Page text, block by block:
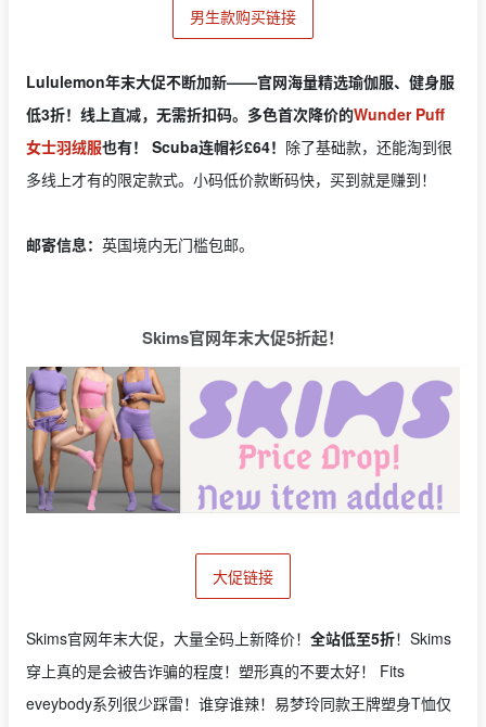
男生款购买链接
Lululemon年末大促不断加新——官网海量精选瑜伽服、健身服
低3折！线上直减，无需折扣码。多色首次降价的Wunder Puff
女士羽绒服也有！ Scuba连帽衫£64！ 除了基础款，还能淘到很
多线上才有的限定款式。小码低价款断码快，买到就是赚到！
邮寄信息： 英国境内无门槛包邮。
Skims官网年末大促5折起！
大促链接
Skims官网年末大促，大量全码上新降价！ 全站低至5折！Skims
穿上真的是会被告诈骗的程度！塑形真的不要太好！ Fits
eveybody系列很少踩雷！谁穿谁辣！易梦玲同款王牌塑身T恤仅